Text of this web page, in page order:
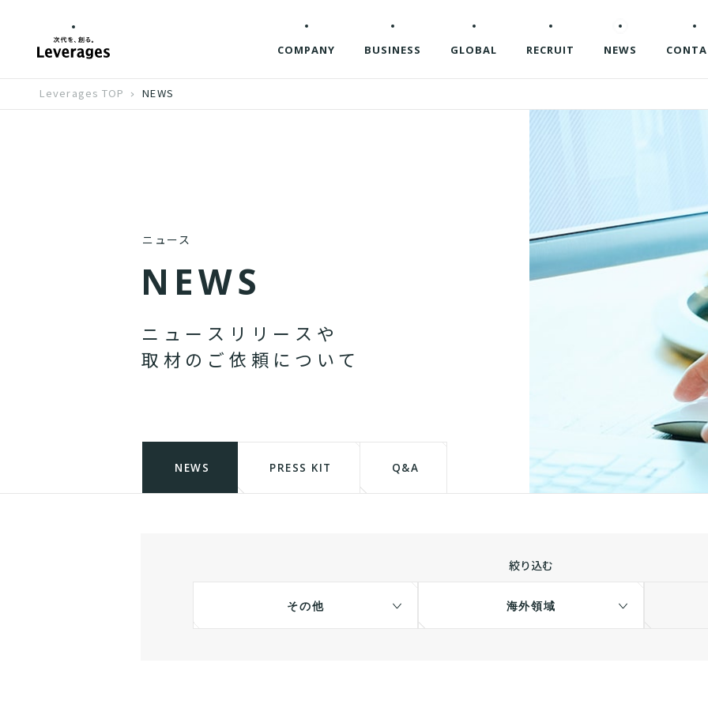
COMPANY BUSINESS GLOBAL RECRUIT NEWS
Leverages TOP NEWS
ニュース
N EWS
ニ ュ ー ス リ リ ー ス や
取 材 の ご 依 頼 に つ い て
NEWS PRESS KIT Q&A
絞り込む
その他 海外領域